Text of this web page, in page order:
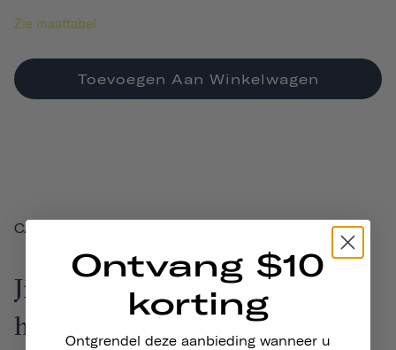
Zie maattabel
Toevoegen Aan Winkelwagen
CADEAUBON
Jij kiest het bedrag, zij kiezen
hun perfecte cadeau.
Ontvang $10
korting
Ontgrendel deze aanbieding wanneer u